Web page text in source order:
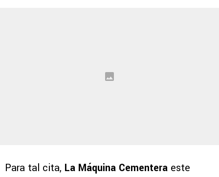
Para tal cita, La Máquina Cementera este